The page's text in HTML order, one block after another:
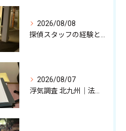
2026/08/08
2026/08/07